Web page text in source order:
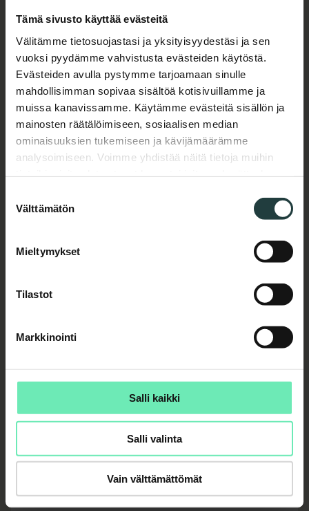
Tämä sivusto käyttää evästeitä
Välitämme tietosuojastasi ja yksityisyydestäsi ja sen
vuoksi pyydämme vahvistusta evästeiden käytöstä.
Evästeiden avulla pystymme tarjoamaan sinulle
mahdollisimman sopivaa sisältöä kotisivuillamme ja
muissa kanavissamme. Käytämme evästeitä sisällön ja
mainosten räätälöimiseen, sosiaalisen median
ominaisuuksien tukemiseen ja kävijämäärämme
analysoimiseen. Voimme yhdistää näitä tietoja muihin
valinta
Välttämätön
Mieltymykset
Tilastot
Markkinointi
Salli kaikki
Salli valinta
Vain välttämättömät
osaamisalueita.
Etätyön avulla yhdistämme maailman parhaat
digimarkkinoinnin osaajat ja saamme rakennettua
teille unelmatiimin, yrityksen koosta riippumatta.
Toimimme 100% etänä, 17 eri paikkakunnalla, viidessä
eri maassa ja kolmella eri aikavyöhykkeellä.
Resacon henkilöstön yhteystiedot löydät alta.
Nimi *
Puhelinnumero*
Viesti